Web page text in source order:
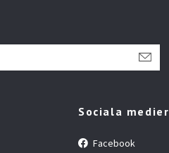
Sociala medier
Facebook